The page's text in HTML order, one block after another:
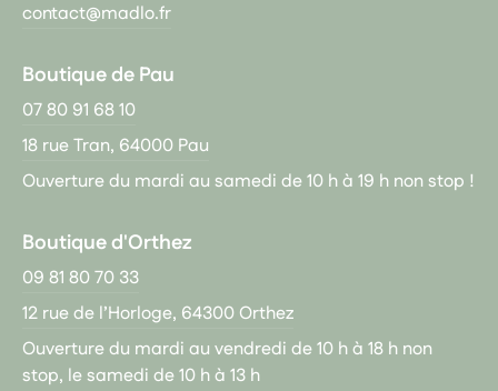
contact@madlo.fr
Boutique de Pau
07 80 91 68 10
18 rue Tran, 64000 Pau
Ouverture du mardi au samedi de 10 h à 19 h non stop !
Boutique d'Orthez
09 81 80 70 33
12 rue de l’Horloge, 64300 Orthez
Ouverture du mardi au vendredi de 10 h à 18 h non
stop, le samedi de 10 h à 13 h